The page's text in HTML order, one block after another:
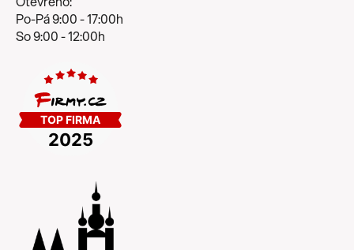
Po-Pá 9:00 - 17:00h
So 9:00 - 12:00h